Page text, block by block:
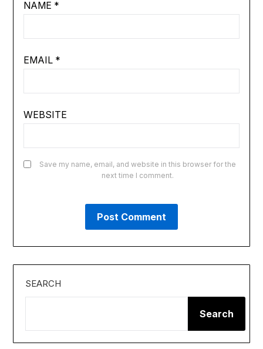
NAME *
EMAIL *
WEBSITE
Save my name, email, and website in this browser for the
next time I comment.
SEARCH
Search